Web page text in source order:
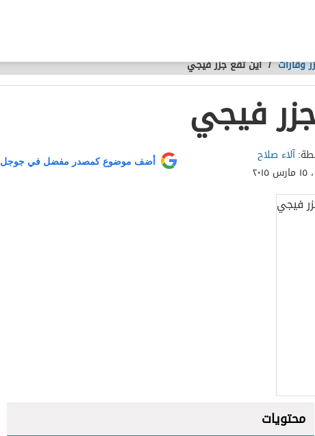
وقارات /أين تقع جزر فيجي
فيجي
آلاء صلاح
أضف موضوع كمصدر مفضل في جوجل
محتويات